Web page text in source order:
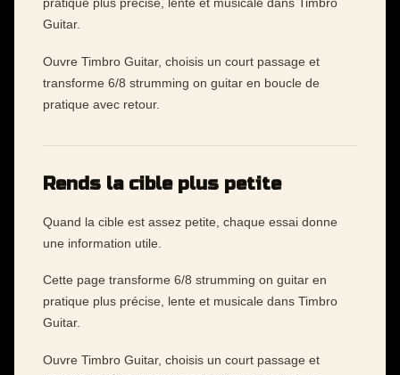
pratique plus précise, lente et musicale dans Timbro
Guitar.
Ouvre Timbro Guitar, choisis un court passage et
transforme 6/8 strumming on guitar en boucle de
pratique avec retour.
Rends la cible plus petite
Quand la cible est assez petite, chaque essai donne
une information utile.
Cette page transforme 6/8 strumming on guitar en
pratique plus précise, lente et musicale dans Timbro
Guitar.
Ouvre Timbro Guitar, choisis un court passage et